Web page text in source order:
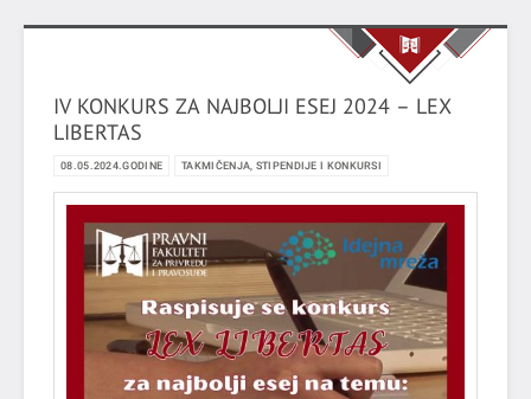
IV KONKURS ZA NAJBOLJI ESEJ 2024 – LEX
LIBERTAS
08.05.2024.GODINE TAKMIČENJA, STIPENDIJE I KONKURSI